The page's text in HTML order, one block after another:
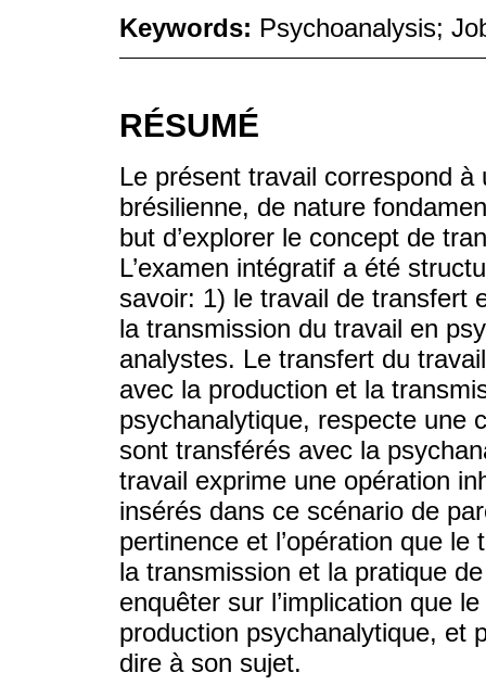
Keywords: Psychoanalysis;
RÉSUMÉ
Le présent travail correspond
brésilienne, de nature
but d’explorer le concept de
L’examen intégratif a été
savoir: 1) le travail de transfert
la transmission du travail en
analystes. Le transfert du
avec la production et la
psychanalytique, respecte une
sont transférés avec la
travail exprime une opération
insérés dans ce scénario de
pertinence et l’opération que
la transmission et la pratique
enquêter sur l’implication que
production psychanalytique, et
dire à son sujet.